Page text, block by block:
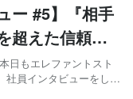
ー #5】『相手
超えた信頼関
日もエレファントスト
社員インタビューをして